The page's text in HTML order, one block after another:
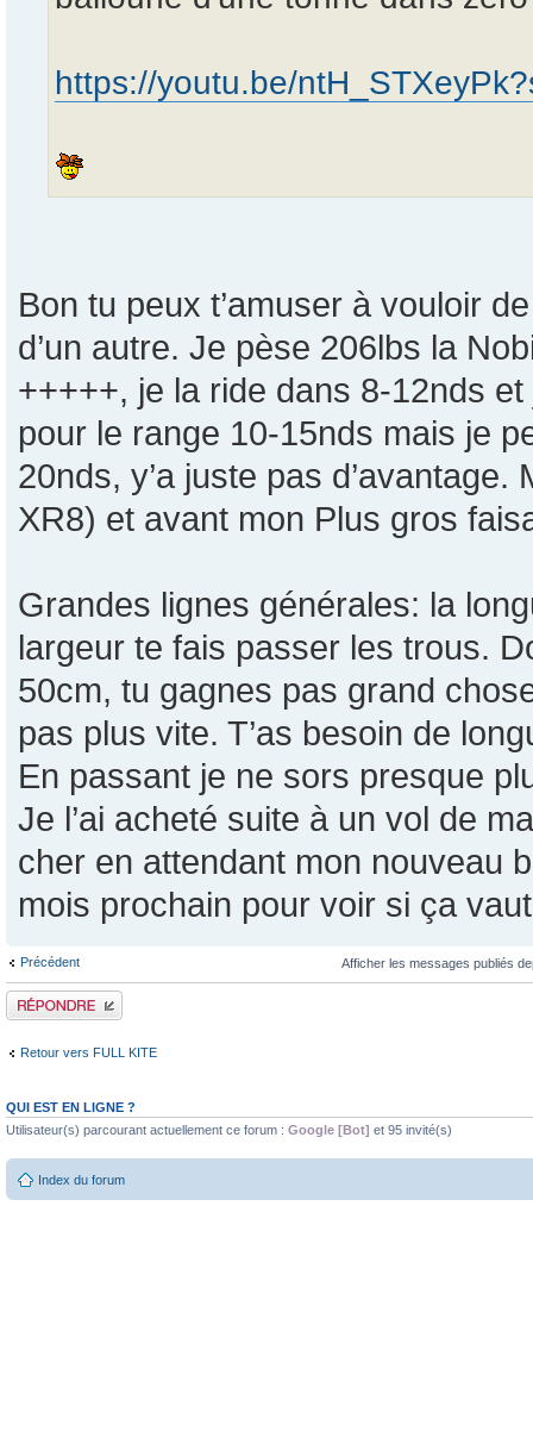
https://youtu.be/
Bon tu peux t’amuser à vouloir
d’un autre. Je pèse 206lbs la
+++++, je la ride dans 8-12nds
pour le range 10-15nds mais je
20nds, y’a juste pas
XR8) et avant mon Plus gros
Grandes lignes générales: la
largeur te fais passer les trous.
50cm, tu gagnes pas grand
pas plus vite. T’as besoin de
En passant je ne sors presque
Je l’ai acheté suite à un vol de
cher en attendant mon nouveau
mois prochain pour voir si ça
Précédent Afficher les messages publiés
Publier une réponse
Retour vers FULL KITE
QUI EST EN LIGNE ?
Utilisateur(s) parcourant actuellement ce forum : Google [Bot] et 95 invité(s)
Index du forum